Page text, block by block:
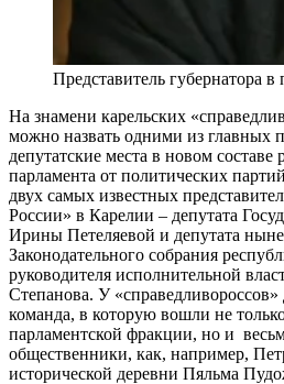
Представитель
На знамени карельских
можно назвать одними из главных
депутатские места в новом составе
парламента от политических
двух самых известных
России» в Карелии – депутата
Ирины Петеляевой и депутата
Законодательного собрания
руководителя исполнительной
Степанова. У «справедливороссов»
команда, в которую вошли не
парламентской фракции, но и
общественники, как, например,
исторической деревни Пяльма